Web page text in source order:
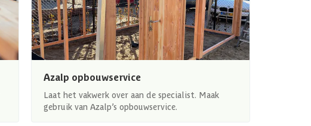
Azalp opbouwservice
Laat het vakwerk over aan de specialist. Maak
gebruik van Azalp’s opbouwservice.